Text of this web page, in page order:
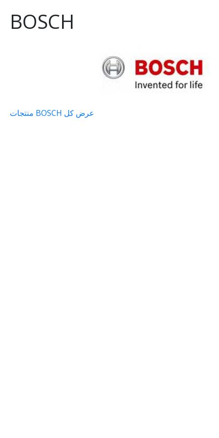
BOSCH
عرض كل BOSCH منتجات